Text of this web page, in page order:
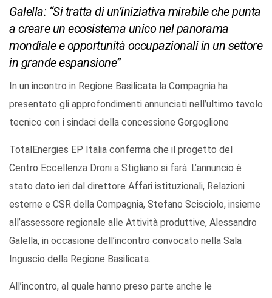
Galella: “Si tratta di un’iniziativa mirabile che punta
a creare un ecosistema unico nel panorama
mondiale e opportunità occupazionali in un settore
in grande espansione”
In un incontro in Regione Basilicata la Compagnia ha
presentato gli approfondimenti annunciati nell’ultimo tavolo
tecnico con i sindaci della concessione Gorgoglione
TotalEnergies EP Italia conferma che il progetto del
Centro Eccellenza Droni a Stigliano si farà. L’annuncio è
stato dato ieri dal direttore Affari istituzionali, Relazioni
esterne e CSR della Compagnia, Stefano Scisciolo, insieme
all’assessore regionale alle Attività produttive, Alessandro
Galella, in occasione dell’incontro convocato nella Sala
Inguscio della Regione Basilicata.
All’incontro, al quale hanno preso parte anche le